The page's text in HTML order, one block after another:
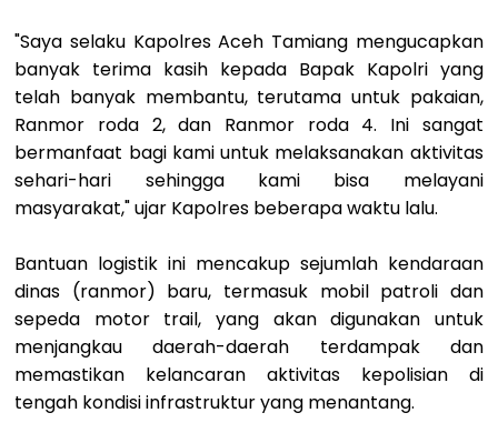
"Saya selaku Kapolres Aceh Tamiang mengucapkan
banyak terima kasih kepada Bapak Kapolri yang
telah banyak membantu, terutama untuk pakaian,
Ranmor roda 2, dan Ranmor roda 4. Ini sangat
bermanfaat bagi kami untuk melaksanakan aktivitas
sehari-hari sehingga kami bisa melayani
masyarakat," ujar Kapolres beberapa waktu lalu.
Bantuan logistik ini mencakup sejumlah kendaraan
dinas (ranmor) baru, termasuk mobil patroli dan
sepeda motor trail, yang akan digunakan untuk
menjangkau daerah-daerah terdampak dan
memastikan kelancaran aktivitas kepolisian di
tengah kondisi infrastruktur yang menantang.